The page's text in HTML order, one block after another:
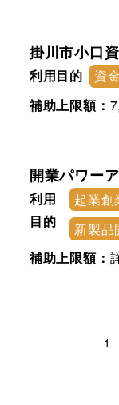
掛川市小口
利用目的
資
補助上限額：
開業パワー
利用
目的
起業創
新製品
補助上限額：
1